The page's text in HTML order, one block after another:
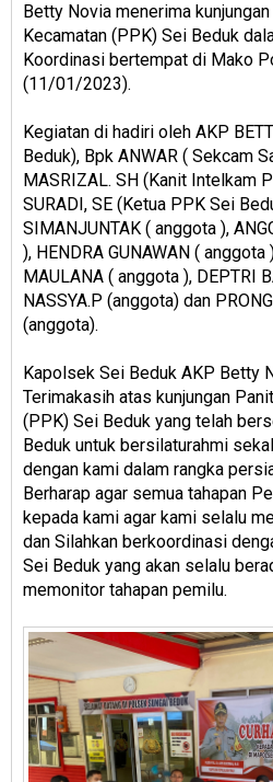
Betty Novia menerima
Kecamatan (PPK) Sei Beduk
Koordinasi bertempat di Mako
(11/01/2023).
Kegiatan di hadiri oleh AKP
Beduk), Bpk ANWAR ( Sekcam
MASRIZAL. SH (Kanit Intelkam
SURADI, SE (Ketua PPK Sei
SIMANJUNTAK ( anggota ),
), HENDRA GUNAWAN ( anggota
MAULANA ( anggota ), DEPTRI
NASSYA.P (anggota) dan
(anggota).
Kapolsek Sei Beduk AKP Betty
Terimakasih atas kunjungan
(PPK) Sei Beduk yang telah
Beduk untuk bersilaturahmi
dengan kami dalam rangka
Berharap agar semua tahapan
kepada kami agar kami selalu
dan Silahkan berkoordinasi
Sei Beduk yang akan selalu
memonitor tahapan pemilu.